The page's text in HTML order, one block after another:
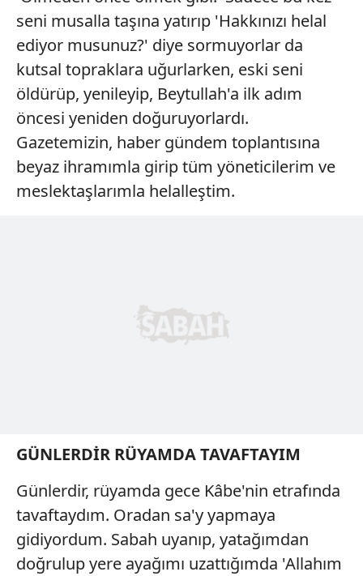
seni musalla taşına yatırıp 'Hakkınızı helal
ediyor musunuz?' diye sormuyorlar da
kutsal topraklara uğurlarken, eski seni
öldürüp, yenileyip, Beytullah'a ilk adım
öncesi yeniden doğuruyorlardı.
Gazetemizin, haber gündem toplantısına
beyaz ihramımla girip tüm yöneticilerim ve
meslektaşlarımla helalleştim.
GÜNLERDİR RÜYAMDA TAVAFTAYIM
Günlerdir, rüyamda gece Kâbe'nin etrafında
tavaftaydım. Oradan sa'y yapmaya
gidiyordum. Sabah uyanıp, yatağımdan
doğrulup yere ayağımı uzattığımda 'Allahım